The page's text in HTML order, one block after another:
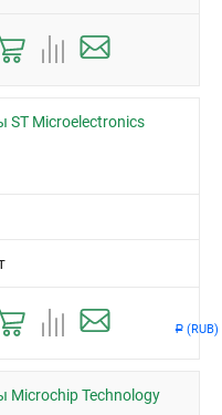
Р (RUB)
ST Microelectronics
Microchip Technology